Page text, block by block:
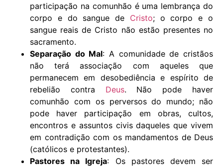
participação na comunhão é uma lembrança do
corpo e do sangue de Cristo; o corpo e o
sangue reais de Cristo não estão presentes no
sacramento.
Separação do Mal: A comunidade de cristãos
não terá associação com aqueles que
permanecem em desobediência e espírito de
rebelião contra Deus. Não pode haver
comunhão com os perversos do mundo; não
pode haver participação em obras, cultos,
encontros e assuntos civis daqueles que vivem
em contradição com os mandamentos de Deus
(católicos e protestantes).
Pastores na Igreja: Os pastores devem ser